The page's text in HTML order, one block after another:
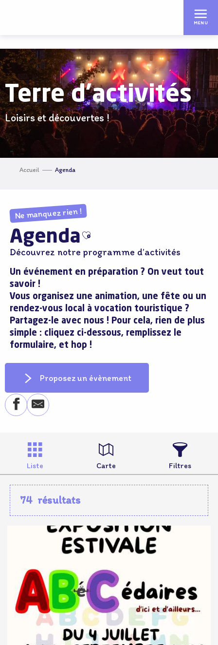
MENU
Terre d'activités
Loisirs et découvertes !
Accueil Agenda
Ne manquez rien !
Agenda Ajouter aux favoris
Découvrez notre programme d’activités
Un événement en préparation ? On veut tout
savoir !
Vous organisez une animation, une fête ou un
rendez-vous local à vocation touristique ?
Partagez-le avec nous ! Pour cela, rien de plus
simple : cliquez ci-dessous, remplissez le
formulaire, et hop !
Proposez un évènement
Liste Carte Filtres
74 résultats